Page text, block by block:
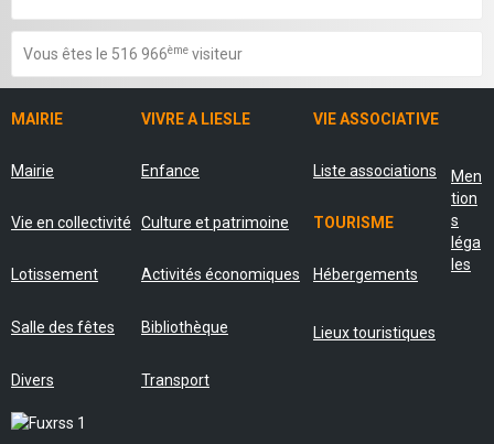
Vous êtes le 516 966ème visiteur
MAIRIE VIVRE A LIESLE VIE ASSOCIATIVE
Mairie Enfance Liste associations
Vie en collectivité Culture et patrimoine TOURISME
Lotissement Activités économiques Hébergements
Salle des fêtes Bibliothèque Lieux touristiques
Divers Transport
Men
tion
s
léga
les